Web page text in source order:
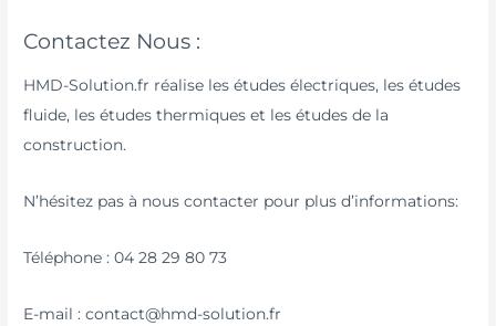
Contactez Nous :
HMD-Solution.fr réalise les études électriques, les études
fluide, les études thermiques et les études de la
construction.
N’hésitez pas à nous contacter pour plus d’informations:
Téléphone : 04 28 29 80 73
E-mail : contact@hmd-solution.fr